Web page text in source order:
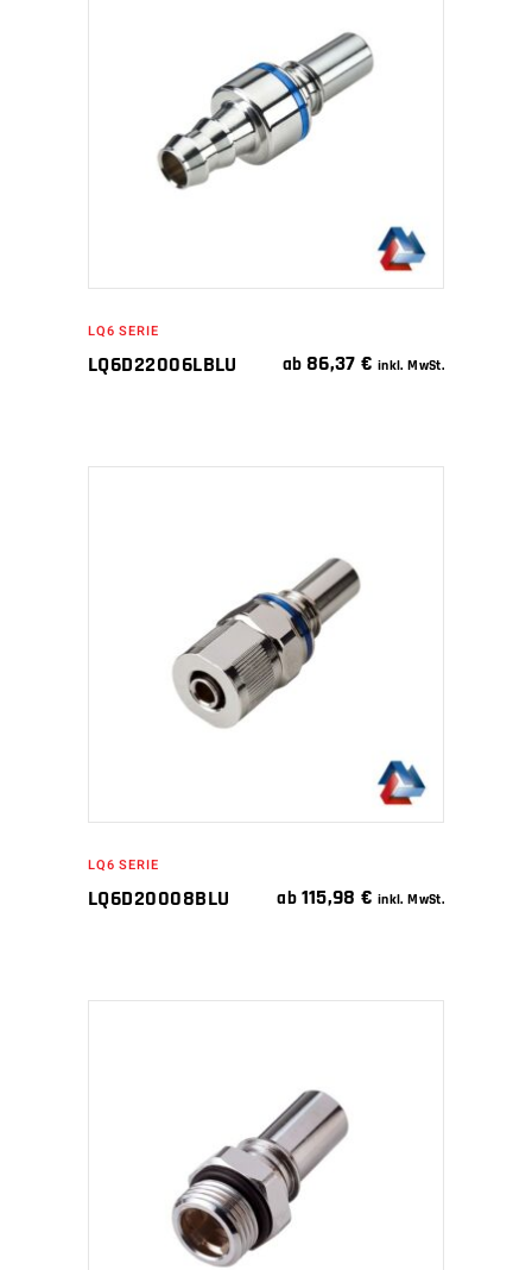
WEITERLESEN
LQ6 SERIE
LQ6D22006LBLU ab 86,37€ inkl. MwSt.
IN DEN WARENKORB
LQ6 SERIE
LQ6D20008BLU ab 115,98€ inkl. MwSt.
IN DEN WARENKORB